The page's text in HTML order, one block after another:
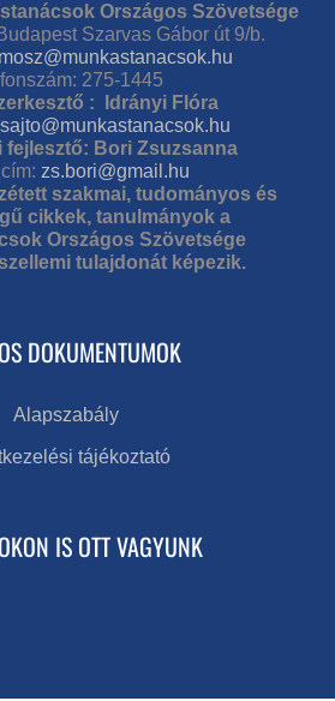
Országos Szövetsége
Szarvas Gábor út 9/b.
mosz@munkastanacsok.hu
275-1445
: Idrányi Flóra
sajto@munkastanacsok.hu
fejlesztő: Bori Zsuzsanna
zs.bori@gmail.hu
szakmai, tudományos és
cikkek, tanulmányok a
Országos Szövetsége
tulajdonát képezik.
DOKUMENTUMOK
Alapszabály
tájékoztató
IS OTT VAGYUNK